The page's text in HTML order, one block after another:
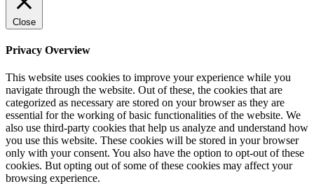
Close
Privacy Overview
This website uses cookies to improve your experience while you
navigate through the website. Out of these, the cookies that are
categorized as necessary are stored on your browser as they are
essential for the working of basic functionalities of the website. We
also use third-party cookies that help us analyze and understand how
you use this website. These cookies will be stored in your browser
only with your consent. You also have the option to opt-out of these
cookies. But opting out of some of these cookies may affect your
browsing experience.